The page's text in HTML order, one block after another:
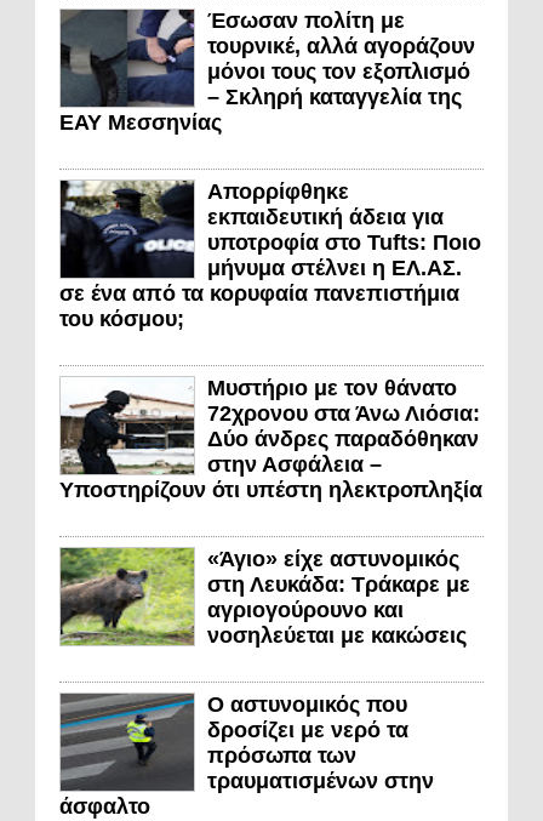
Έσωσαν πολίτη με
τουρνικέ, αλλά αγοράζουν
μόνοι τους τον εξοπλισμό
– Σκληρή καταγγελία της
ΕΑΥ Μεσσηνίας
Απορρίφθηκε
εκπαιδευτική άδεια για
υποτροφία στο Tufts: Ποιο
μήνυμα στέλνει η ΕΛ.ΑΣ.
σε ένα από τα κορυφαία πανεπιστήμια
του κόσμου;
Μυστήριο με τον θάνατο
72χρονου στα Άνω Λιόσια:
Δύο άνδρες παραδόθηκαν
στην Ασφάλεια –
Υποστηρίζουν ότι υπέστη ηλεκτροπληξία
«Άγιο» είχε αστυνομικός
στη Λευκάδα: Τράκαρε με
αγριογούρουνο και
νοσηλεύεται με κακώσεις
Ο αστυνομικός που
δροσίζει με νερό τα
πρόσωπα των
τραυματισμένων στην
άσφαλτο